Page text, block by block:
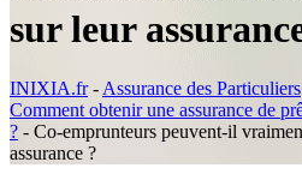
sur leur
INIXIA.fr- Assurance des Particuliers
Comment obtenir une assurance de
? - Co-emprunteurs peuvent-il
assurance ?